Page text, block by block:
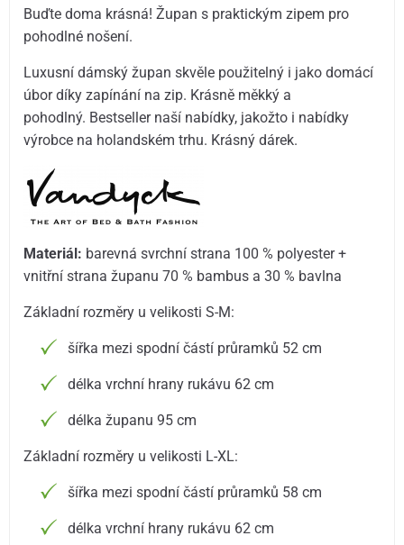
Buďte doma krásná! Župan s praktickým zipem pro
pohodlné nošení.
Luxusní dámský župan skvěle použitelný i jako domácí
úbor díky zapínání na zip. Krásně měkký a
pohodlný. Bestseller naší nabídky, jakožto i nabídky
výrobce na holandském trhu. Krásný dárek.
Materiál: barevná svrchní strana 100 % polyester +
vnitřní strana županu 70 % bambus a 30 % bavlna
Základní rozměry u velikosti S-M:
šířka mezi spodní částí průramků 52 cm
délka vrchní hrany rukávu 62 cm
délka županu 95 cm
Základní rozměry u velikosti L-XL:
šířka mezi spodní částí průramků 58 cm
délka vrchní hrany rukávu 62 cm